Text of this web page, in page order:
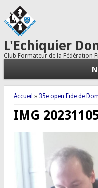
L'Echiquier
Club Formateur de la Fédération
Vous êtes ici
Accueil » 35e open Fide de
IMG